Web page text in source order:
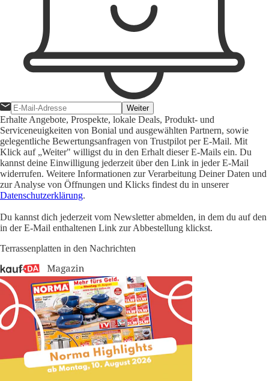
Weiter
Erhalte Angebote, Prospekte, lokale Deals, Produkt- und
Serviceneuigkeiten von Bonial und ausgewählten Partnern, sowie
gelegentliche Bewertungsanfragen von Trustpilot per E-Mail. Mit
Klick auf „Weiter" willigst du in den Erhalt dieser E-Mails ein. Du
kannst deine Einwilligung jederzeit über den Link in jeder E-Mail
widerrufen. Weitere Informationen zur Verarbeitung Deiner Daten und
zur Analyse von Öffnungen und Klicks findest du in unserer
Datenschutzerklärung.
Du kannst dich jederzeit vom Newsletter abmelden, in dem du auf den
in der E-Mail enthaltenen Link zur Abbestellung klickst.
Terrassenplatten in den Nachrichten